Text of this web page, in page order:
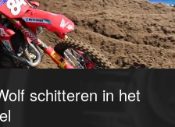
schitteren in het